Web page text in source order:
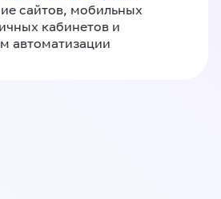
сайтов, мобильных
кабинетов и
автоматизации